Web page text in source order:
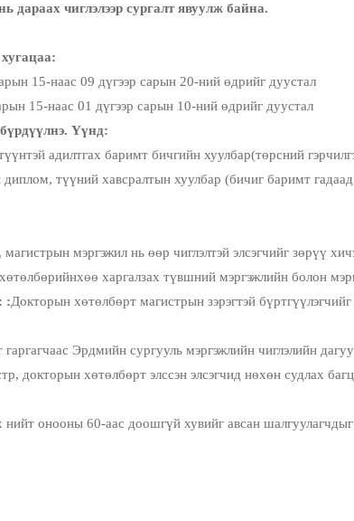
чиглэлээр сургалт явуулж байна.
15-наас 09 дүгээр сарын 20-ний өдрийг дуустал
15-наас 01 дүгээр сарын 10-ний өдрийг дуустал
Үүнд:
баримт бичгийн хуулбар(төрсний
хавсралтын хуулбар (бичиг баримт гадаад хэл
нь өөр чиглэлтэй элсэгчийг зөрүү хичээл
харгалзах түвшний мэргэжлийн болон
:Докторын хөтөлбөрт магистрын зэрэгтэй бүртгүүлэгчийг
гаргагчаас Эрдмийн сургууль мэргэжлийн чиглэлийн
хөтөлбөрт элссэн элсэгчид нөхөн судлах багц
60-аас доошгүй хувийг авсан шалгуулагчдыг